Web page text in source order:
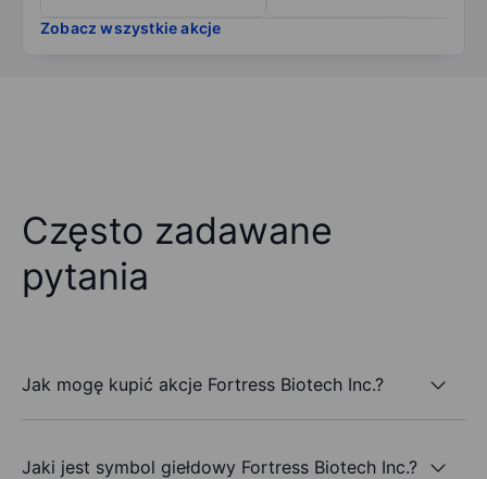
Zobacz wszystkie akcje
Często zadawane
pytania
Jak mogę kupić akcje Fortress Biotech Inc.?
Jaki jest symbol giełdowy Fortress Biotech Inc.?